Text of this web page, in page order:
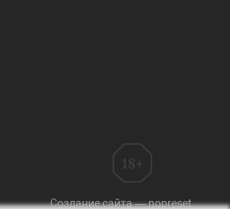
Создание сайта — nopreset